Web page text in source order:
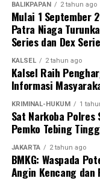
BALIKPAPAN 2 tahun ago
Mulai 1 September
Patra Niaga
Series dan Dex
KALSEL 2 tahun ago
Kalsel Raih
Informasi
KRIMINAL-HUKUM 1
Sat Narkoba Polres
Pemko Tebing
JAKARTA 2 tahun ago
BMKG: Waspada
Angin Kencang dan